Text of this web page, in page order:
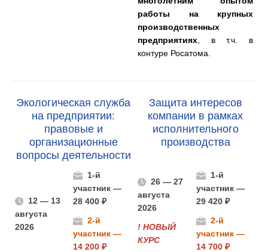
работы на крупных
производственных
предприятиях , в т.ч. в
контуре Росатома.
Экологическая служба
на предприятии:
правовые и
организационные
вопросы деятельности
Защита интересов
компании в рамках
исполнительного
производства
12 — 13
августа
2026
1-й
участник —
28 400 ₽
2-й
участник —
14 200 ₽
26 — 27
августа
2026
! НОВЫЙ
КУРС
1-й
участник —
29 420 ₽
2-й
участник —
14 700 ₽